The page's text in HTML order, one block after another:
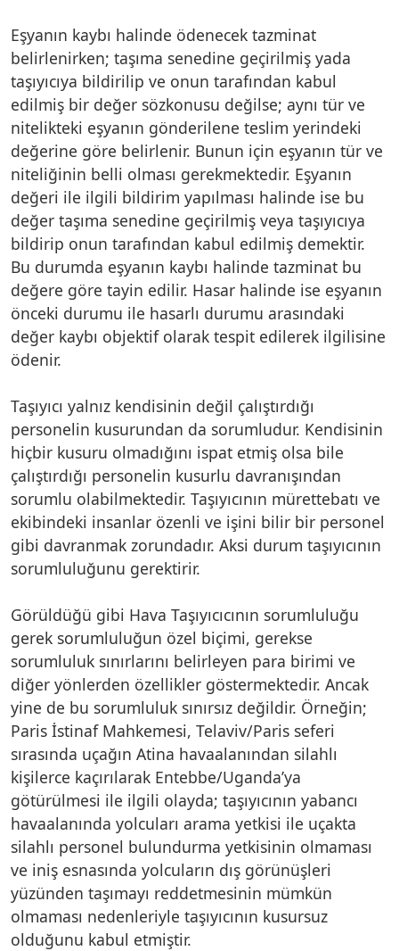
Eşyanın kaybı halinde ödenecek tazminat
belirlenirken; taşıma senedine geçirilmiş yada
taşıyıcıya bildirilip ve onun tarafından kabul
edilmiş bir değer sözkonusu değilse; aynı tür ve
nitelikteki eşyanın gönderilene teslim yerindeki
değerine göre belirlenir. Bunun için eşyanın tür ve
niteliğinin belli olması gerekmektedir. Eşyanın
değeri ile ilgili bildirim yapılması halinde ise bu
değer taşıma senedine geçirilmiş veya taşıyıcıya
bildirip onun tarafından kabul edilmiş demektir.
Bu durumda eşyanın kaybı halinde tazminat bu
değere göre tayin edilir. Hasar halinde ise eşyanın
önceki durumu ile hasarlı durumu arasındaki
değer kaybı objektif olarak tespit edilerek ilgilisine
ödenir.
Taşıyıcı yalnız kendisinin değil çalıştırdığı
personelin kusurundan da sorumludur. Kendisinin
hiçbir kusuru olmadığını ispat etmiş olsa bile
çalıştırdığı personelin kusurlu davranışından
sorumlu olabilmektedir. Taşıyıcının mürettebatı ve
ekibindeki insanlar özenli ve işini bilir bir personel
gibi davranmak zorundadır. Aksi durum taşıyıcının
sorumluluğunu gerektirir.
Görüldüğü gibi Hava Taşıyıcıcının sorumluluğu
gerek sorumluluğun özel biçimi, gerekse
sorumluluk sınırlarını belirleyen para birimi ve
diğer yönlerden özellikler göstermektedir. Ancak
yine de bu sorumluluk sınırsız değildir. Örneğin;
Paris İstinaf Mahkemesi, Telaviv/Paris seferi
sırasında uçağın Atina havaalanından silahlı
kişilerce kaçırılarak Entebbe/Uganda’ya
götürülmesi ile ilgili olayda; taşıyıcının yabancı
havaalanında yolcuları arama yetkisi ile uçakta
silahlı personel bulundurma yetkisinin olmaması
ve iniş esnasında yolcuların dış görünüşleri
yüzünden taşımayı reddetmesinin mümkün
olmaması nedenleriyle taşıyıcının kusursuz
olduğunu kabul etmiştir.